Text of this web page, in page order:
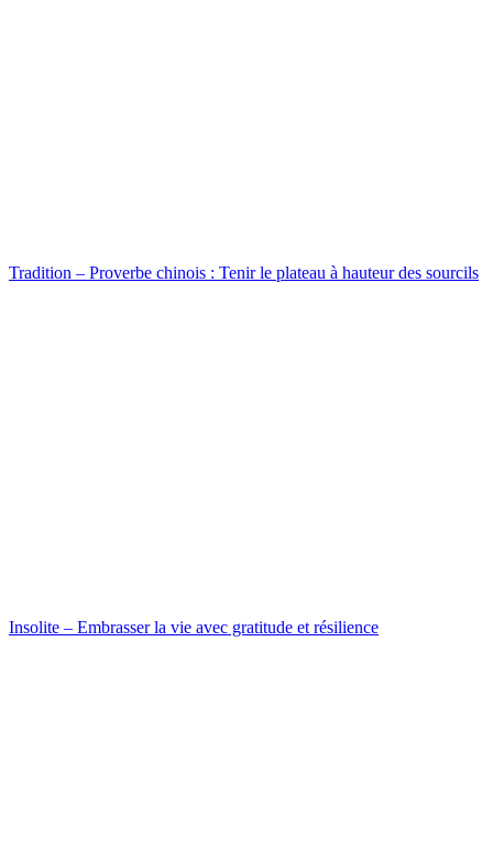
Tradition – Proverbe chinois : Tenir le plateau à hauteur des sourcils
Insolite – Embrasser la vie avec gratitude et résilience